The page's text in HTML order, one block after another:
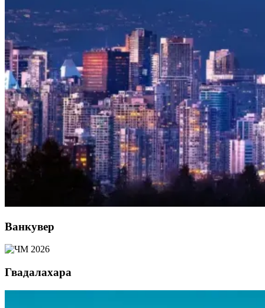
Ванкувер
Гвадалахара